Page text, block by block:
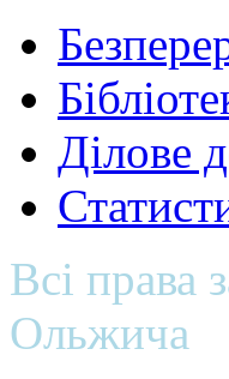
Ділове
Всі
Ольжича